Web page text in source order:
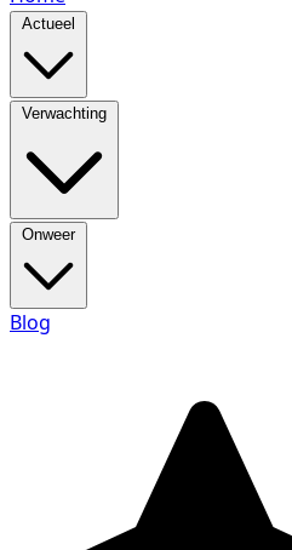
Actueel
Verwachting
Onweer
Blog